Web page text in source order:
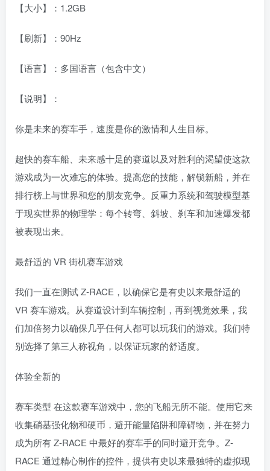
【大小】：1.2GB
【刷新】：90Hz
【语言】：多国语言（包含中文）
【说明】：
你是未来的赛车手，速度是你的激情和人生目标。
超快的赛车船、未来感十足的赛道以及对胜利的渴望使这款
游戏成为一次难忘的体验。提高您的技能，解锁新船，并在
排行榜上与世界和您的朋友竞争。反重力系统和驾驶模型基
于现实世界的物理学：每个转弯、斜坡、刹车和加速爆发都
被表现出来。
最舒适的 VR 街机赛车游戏
我们一直在测试 Z-RACE，以确保它是有史以来最舒适的
VR 赛车游戏。从赛道设计到车辆控制，再到视觉效果，我
们加倍努力以确保几乎任何人都可以玩我们的游戏。我们特
别选择了第三人称视角，以保证玩家的舒适度。
体验全新的
赛车类型 在这款赛车游戏中，您的飞船无所不能。使用它来
收集硝基强化物和硬币，避开能量陷阱和障碍物，并在努力
成为所有 Z-RACE 中最好的赛车手的同时避开竞争。Z-
RACE 通过精心制作的控件，提供有史以来最独特的虚拟现